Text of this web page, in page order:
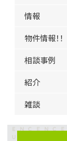
情報
物件情報！！
相談事例
紹介
雑談